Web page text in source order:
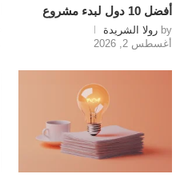
أفضل 10 دول لبدء مشروع
by رولا الشريدة
أغسطس 2, 2026